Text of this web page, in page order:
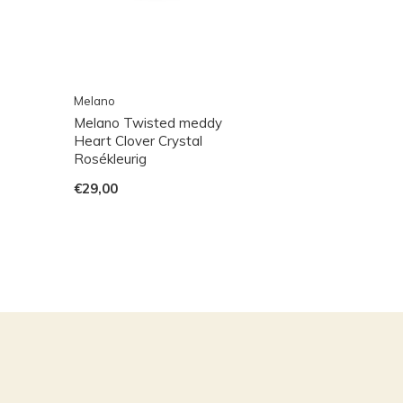
Melano
Melano Twisted meddy
Heart Clover Crystal
Rosékleurig
€29,00